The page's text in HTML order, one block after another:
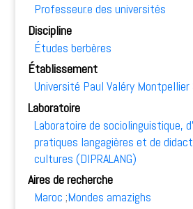
Professeur.e des universités
Discipline
Études berbères
Établissement
Université Paul Valéry Montpellier
Laboratoire
Laboratoire de sociolinguistique,
pratiques langagières et de
cultures (DIPRALANG)
Aires de recherche
Maroc Mondes amazighs